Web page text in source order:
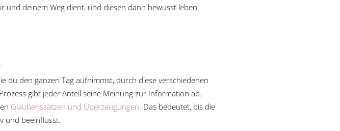
und deinem Weg dient, und diesen dann bewusst leben.
du den ganzen Tag aufnimmst, durch diese verschiedenen
gibt jeder Anteil seine Meinung zur Information ab.
Glaubenssätzen und Überzeugungen. Das bedeutet, bis die
und beeinflusst.